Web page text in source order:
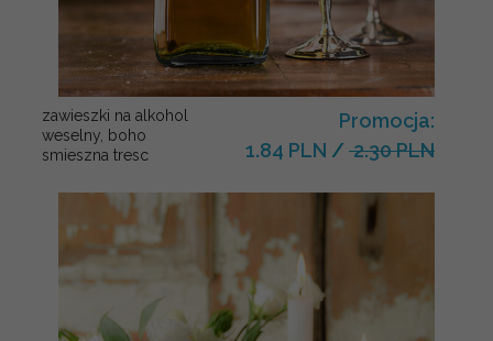
zawieszki na alkohol
weselny, boho
smieszna tresc
Promocja:
1.84 PLN / 2.30 PLN